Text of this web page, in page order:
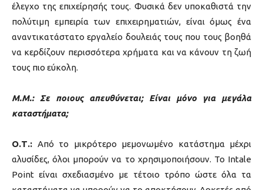
έλεγχο της επιχείρησής τους. Φυσικά δεν υποκαθιστά την
πολύτιμη εμπειρία των επιχειρηματιών, είναι όμως ένα
αναντικατάστατο εργαλείο δουλειάς τους που τους βοηθά
να κερδίζουν περισσότερα χρήματα και να κάνουν τη ζωή
τους πιο εύκολη.
Μ.Μ.: Σε ποιους απευθύνεται; Είναι μόνο για μεγάλα
καταστήματα;
Ο.Τ.: Από το μικρότερο μεμονωμένο κατάστημα μέχρι
αλυσίδες, όλοι μπορούν να το χρησιμοποιήσουν. Το Intale
Point είναι σχεδιασμένο με τέτοιο τρόπο ώστε όλα τα